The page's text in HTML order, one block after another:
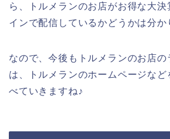
ら、トルメランのお店がお得な大決
インで配信しているかどうかは分か
なので、今後もトルメランのお店の
は、トルメランのホームページなど
べていきますね♪